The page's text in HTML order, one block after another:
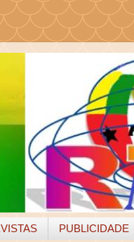
PUBLICIDADE